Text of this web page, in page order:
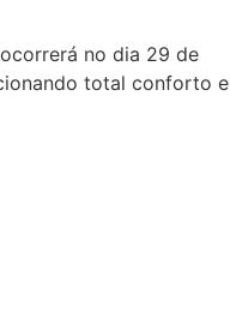
no dia 29 de
total conforto e